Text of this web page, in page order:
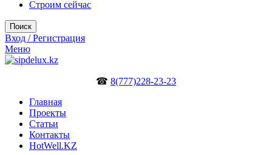
Строим сейчас
Поиск
Вход / Регистрация
Меню
☎ 8(777)228-23-23
Главная
Проекты
Статьи
Контакты
HotWell.KZ